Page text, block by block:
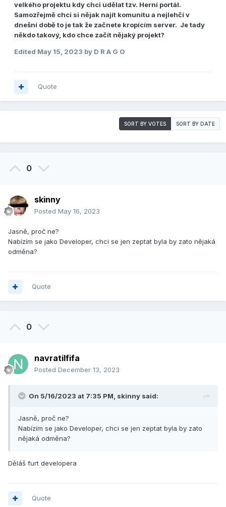
velkého projektu kdy chci udělat tzv. Herní portál.
Samozřejmě chci si nějak najít komunitu a nejlehčí v
dnešní době to je tak že začnete kropícím server. Je tady
někdo takový, kdo chce začít nějaký projekt?
Edited May 15, 2023 by D R A G O
Quote
SORT BY VOTES SORT BY DATE
0
skinny
Posted May 16, 2023
Jasně, proč ne?
Nabízím se jako Developer, chci se jen zeptat byla by zato nějaká
odměna?
Quote
0
navratilfifa
Posted December 13, 2023
On 5/16/2023 at 7:35 PM, skinny said:
Jasně, proč ne?
Nabízím se jako Developer, chci se jen zeptat byla by zato
nějaká odměna?
Děláš furt developera
Quote